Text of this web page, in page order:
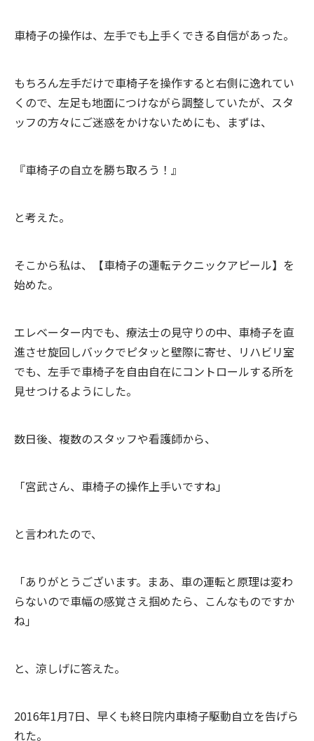
車椅子の操作は、左手でも上手くできる自信があった。
もちろん左手だけで車椅子を操作すると右側に逸れてい
くので、左足も地面につけながら調整していたが、スタ
ッフの方々にご迷惑をかけないためにも、まずは、
『車椅子の自立を勝ち取ろう！』
と考えた。
そこから私は、【車椅子の運転テクニックアピール】を
始めた。
エレベーター内でも、療法士の見守りの中、車椅子を直
進させ旋回しバックでピタッと壁際に寄せ、リハビリ室
でも、左手で車椅子を自由自在にコントロールする所を
見せつけるようにした。
数日後、複数のスタッフや看護師から、
「宮武さん、車椅子の操作上手いですね」
と言われたので、
「ありがとうございます。まあ、車の運転と原理は変わ
らないので車幅の感覚さえ掴めたら、こんなものですか
ね」
と、涼しげに答えた。
2016年1月7日、早くも終日院内車椅子駆動自立を告げら
れた。